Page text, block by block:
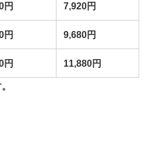
円 7,920円
円 9,680円
円 11,880円